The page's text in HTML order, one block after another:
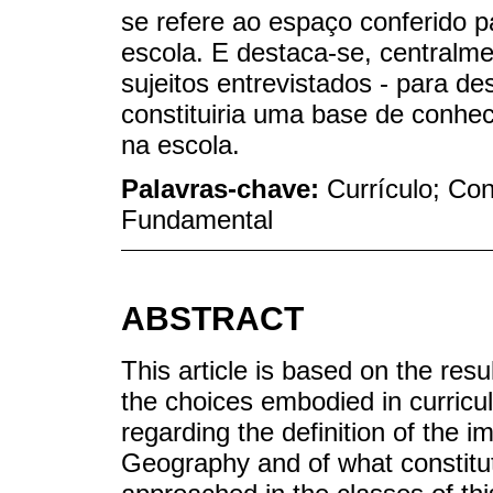
se refere ao espaço conferido
escola. E destaca-se,
sujeitos entrevistados - para
constituiria uma base de
na escola.
Palavras-chave: Currículo;
Fundamental
ABSTRACT
This article is based on the
the choices embodied in
regarding the definition of the
Geography and of what